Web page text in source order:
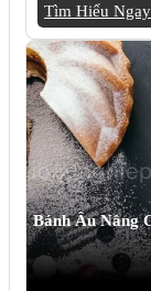
Tìm Hiểu Ngay
Bánh Âu Nâng